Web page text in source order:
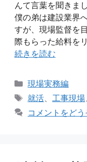
んて言葉を聞きま
僕の弟は建設業界
すが、現場監督を
際もらった給料を
続きを読む
カ
テ
リ
現場実務編
タ
グ
就活、工事現場
コメントをどう